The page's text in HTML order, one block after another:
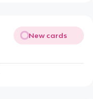
New cards